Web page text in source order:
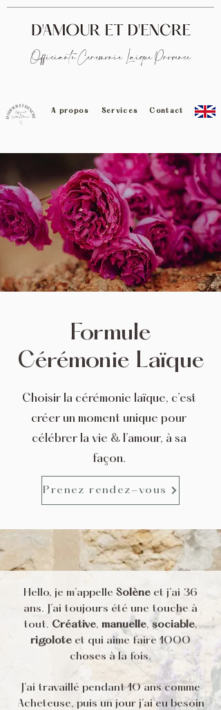
Officiante Cérémonie Laïque Provence
A propos Services Contact
Formule
Cérémonie Laïque
Choisir la cérémonie laïque, c’est
créer un moment unique pour
célébrer la vie & l’amour, à sa
façon.
Prenez rendez-vous
Hello, je m’appelle Solène et j’ai 36
ans. J’ai toujours été une touche à
tout. Créative, manuelle,sociable,
rigolote et qui aime faire 1000
choses à la fois.
J’ai travaillé pendant 10 ans comme
Acheteuse, puis un jour j’ai eu besoin